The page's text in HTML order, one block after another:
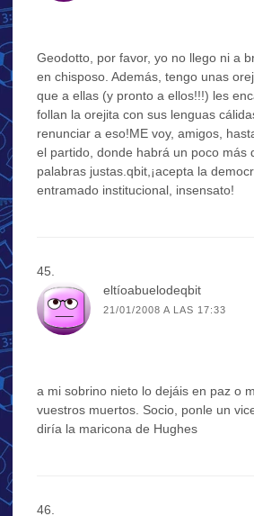
Geodotto, por favor, yo no llego ni a
en chisposo. Además, tengo unas
que a ellas (y pronto a ellos!!!) les
follan la orejita con sus lenguas
renunciar a eso!ME voy, amigos,
el partido, donde habrá un poco más
palabras justas.qbit,¡acepta la
entramado institucional, insensato!
eltíoabuelodeqbit
21/01/2008 A LAS 17:33
a mi sobrino nieto lo dejáis en paz o
vuestros muertos. Socio, ponle un
diría la maricona de Hughes